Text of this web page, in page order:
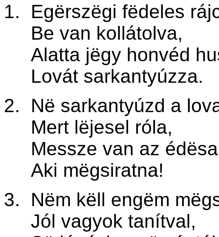
1. Egërszëgi fëdeles
Be van kollátolva,
Alatta jëgy honvéd
Lovát sarkantyúzza.
2. Në sarkantyúzd a
Mert lëjesel róla,
Messze van az
Aki mëgsiratna!
3. Nëm këll engëm
Jól vagyok tanítval,